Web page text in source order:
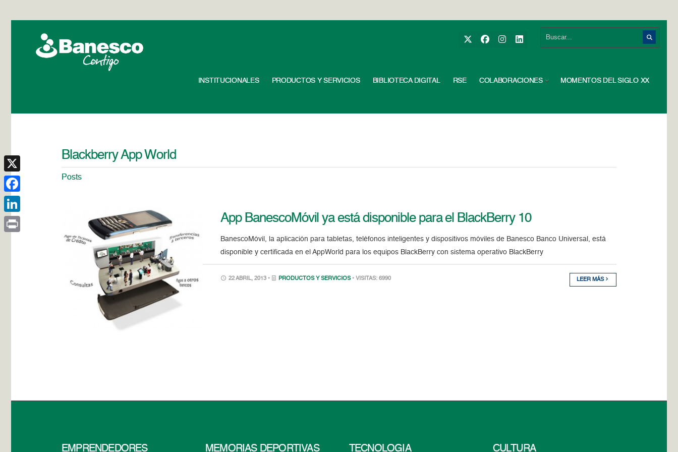
INSTITUCIONALES PRODUCTOS Y SERVICIOS BIBLIOTECA DIGITAL RSE COLABORACIONES MOMENTOS DEL SIGLO XX
Blackberry App World
Posts
App BanescoMóvil ya está disponible para el BlackBerry 10
BanescoMóvil, la aplicación para tabletas, teléfonos inteligentes y dispositivos móviles de Banesco Banco Universal, está
disponible y certificada en el AppWorld para los equipos BlackBerry con sistema operativo BlackBerry
22 ABRIL, 2013 • PRODUCTOS Y SERVICIOS • VISITAS: 6990 LEER MÁS
EMPRENDEDORES MEMORIAS DEPORTIVAS TECNOLOGÍA CULTURA
X
Facebook
LinkedIn